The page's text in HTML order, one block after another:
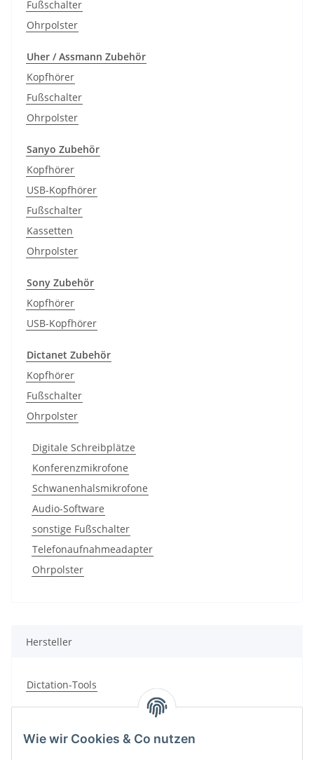
Fußschalter
Ohrpolster
Uher / Assmann Zubehör
Kopfhörer
Fußschalter
Ohrpolster
Sanyo Zubehör
Kopfhörer
USB-Kopfhörer
Fußschalter
Kassetten
Ohrpolster
Sony Zubehör
Kopfhörer
USB-Kopfhörer
Dictanet Zubehör
Kopfhörer
Fußschalter
Ohrpolster
Digitale Schreibplätze
Konferenzmikrofone
Schwanenhalsmikrofone
Audio-Software
sonstige Fußschalter
Telefonaufnahmeadapter
Ohrpolster
Hersteller
Dictation-Tools
Wie wir Cookies & Co nutzen